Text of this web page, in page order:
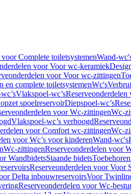
Complete toiletsystemenWand-
voor Voor wc-keramiek
voor Voor wc-zittingen
en complete toiletsystemenWc's
Vlakspoel-wc’s
spoelreservoirDiepspoel-wc’s
voor Wc-zittingenWc-
Vlakspoel-wc’s verhoogd
voor Comfort wc-zittingenWc-
voor Wc’s voor kinderenWand-wc's
Wc-zittingenReserveonderdelen voor
WandbidetsStaande bidetsToebehoren
Reserveonderdelen voor Voor
Delta inbouwreservoirsVoor
Reserveonderdelen voor Wc-